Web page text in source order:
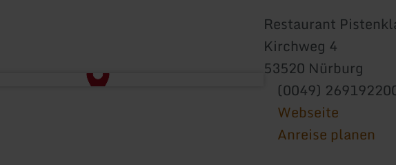
Restaurant
Kirchweg 4
53520 Nürburg
(0049)
Webseite
Anreise planen